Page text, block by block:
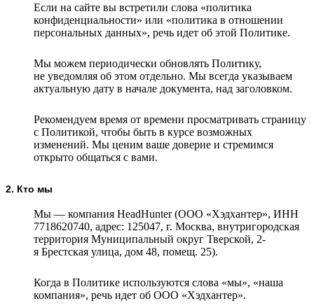
Если на сайте вы встретили слова «политика
конфиденциальности» или «политика в отношении
персональных данных», речь идет об этой Политике.
Мы можем периодически обновлять Политику,
не уведомляя об этом отдельно. Мы всегда указываем
актуальную дату в начале документа, над заголовком.
Рекомендуем время от времени просматривать страницу
с Политикой, чтобы быть в курсе возможных
изменений. Мы ценим ваше доверие и стремимся
открыто общаться с вами.
2. Кто мы
Мы — компания HeadHunter (ООО «Хэдхантер», ИНН
7718620740, адрес: 125047, г. Москва, внутригородская
территория Муниципальный округ Тверской, 2-
я Брестская улица, дом 48, помещ. 25).
Когда в Политике используются слова «мы», «наша
компания», речь идет об ООО «Хэдхантер».